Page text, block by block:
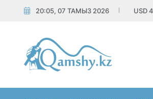
20:05, 07 ТАМЫЗ 2026 USD